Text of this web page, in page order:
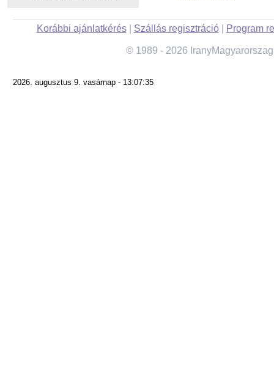
Korábbi ajánlatkérés| Szállás regisztráció| Program
© 1989 - 2026
2026. augusztus 9. vasárnap - 13:07:35